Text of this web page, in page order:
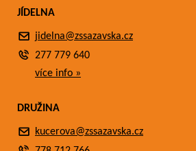
JÍDELNA
jidelna@zssazavska.cz
277 779 640
více info »
DRUŽINA
kucerova@zssazavska.cz